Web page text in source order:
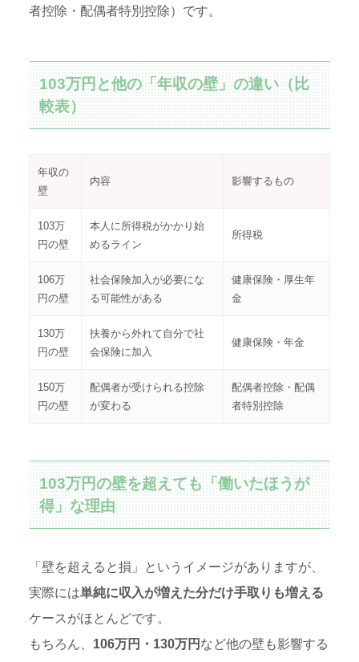
者控除・配偶者特別控除）です。
103万円と他の「年収の壁」の違い（比
較表）
年収の
壁
内容 影響するもの
103万
円の壁
本人に所得税がかかり始
めるライン
所得税
106万
円の壁
社会保険加入が必要にな
る可能性がある
健康保険・厚生年
金
130万
円の壁
扶養から外れて自分で社
会保険に加入
健康保険・年金
150万
円の壁
配偶者が受けられる控除
が変わる
配偶者控除・配偶
者特別控除
103万円の壁を超えても「働いたほうが
得」な理由
「壁を超えると損」というイメージがありますが、
実際には単純に収入が増えた分だけ手取りも増える
ケースがほとんどです。
もちろん、 106万円・130万円 など他の壁も影響する